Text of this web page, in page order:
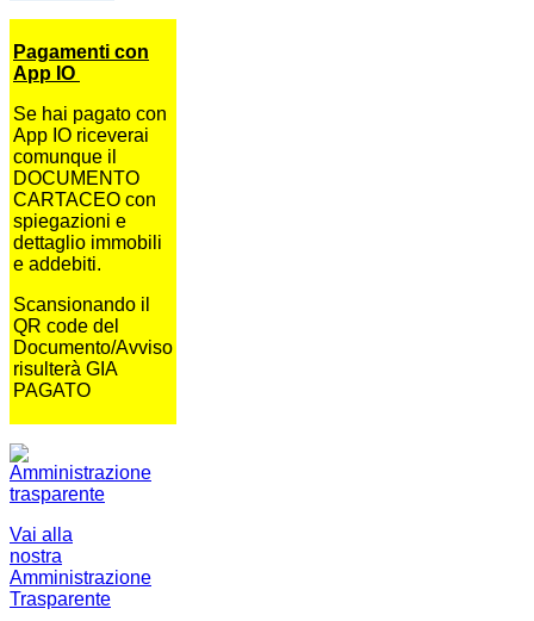
Pagamenti con
App IO
Se hai pagato con
App IO riceverai
comunque il
DOCUMENTO
CARTACEO con
spiegazioni e
dettaglio immobili
e addebiti.
Scansionando il
QR code del
Documento/Avviso
risulterà GIA
PAGATO
Vai alla
nostra
Amministrazione
Trasparente